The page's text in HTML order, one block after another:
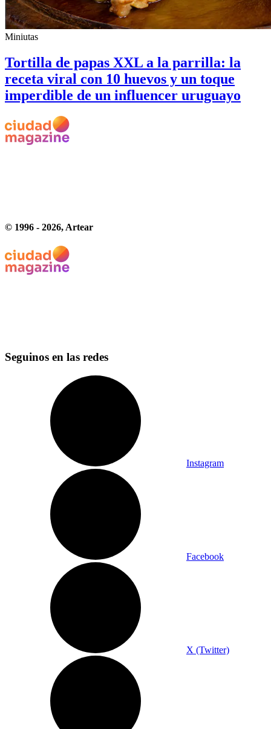
Miniutas
Tortilla de papas XXL a la parrilla: la
receta viral con 10 huevos y un toque
imperdible de un influencer uruguayo
© 1996 - 2026, Artear
Seguinos en las redes
Instagram
Facebook
X (Twitter)